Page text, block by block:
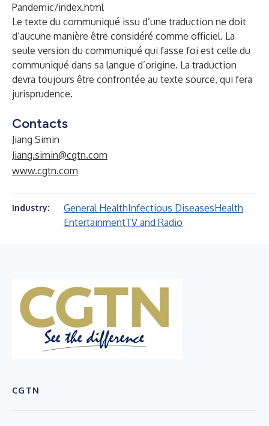
Pandemic/index.html
Le texte du communiqué issu d’une traduction ne doit
d’aucune manière être considéré comme officiel. La
seule version du communiqué qui fasse foi est celle du
communiqué dans sa langue d’origine. La traduction
devra toujours être confrontée au texte source, qui fera
jurisprudence.
Contacts
Jiang Simin
Jiang.simin@cgtn.com
www.cgtn.com
Industry: General HealthInfectious DiseasesHealth
EntertainmentTV and Radio
CGTN